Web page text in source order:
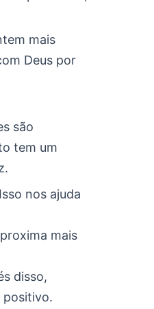
mais
Deus por
são
tem um
nos ajuda
mais
disso,
positivo.